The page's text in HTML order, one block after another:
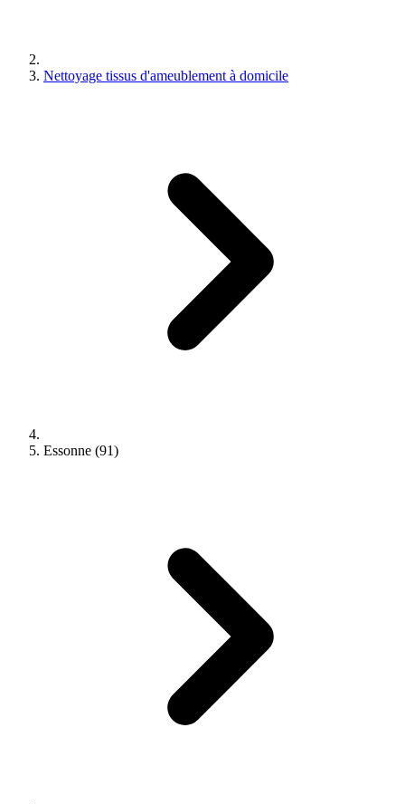
Nettoyage tissus d'ameublement à domicile
Essonne (91)